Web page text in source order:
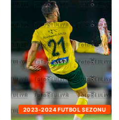
AKSA SÜPER LIG